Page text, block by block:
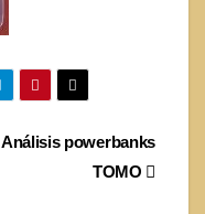
Análisis powerbanks
TOMO